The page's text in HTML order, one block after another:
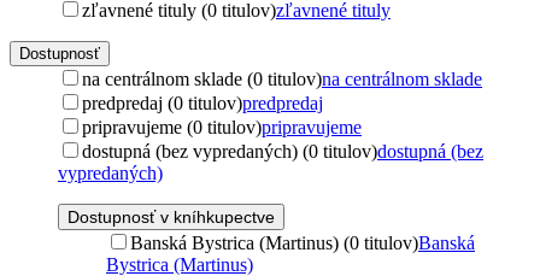
zľavnené tituly (0 titulov)zľavnené tituly
Dostupnosť
na centrálnom sklade (0 titulov)na centrálnom sklade
predpredaj (0 titulov)predpredaj
pripravujeme (0 titulov)pripravujeme
dostupná (bez vypredaných) (0 titulov)dostupná (bez
vypredaných)
Dostupnosť v kníhkupectve
Banská Bystrica (Martinus) (0 titulov)Banská
Bystrica (Martinus)